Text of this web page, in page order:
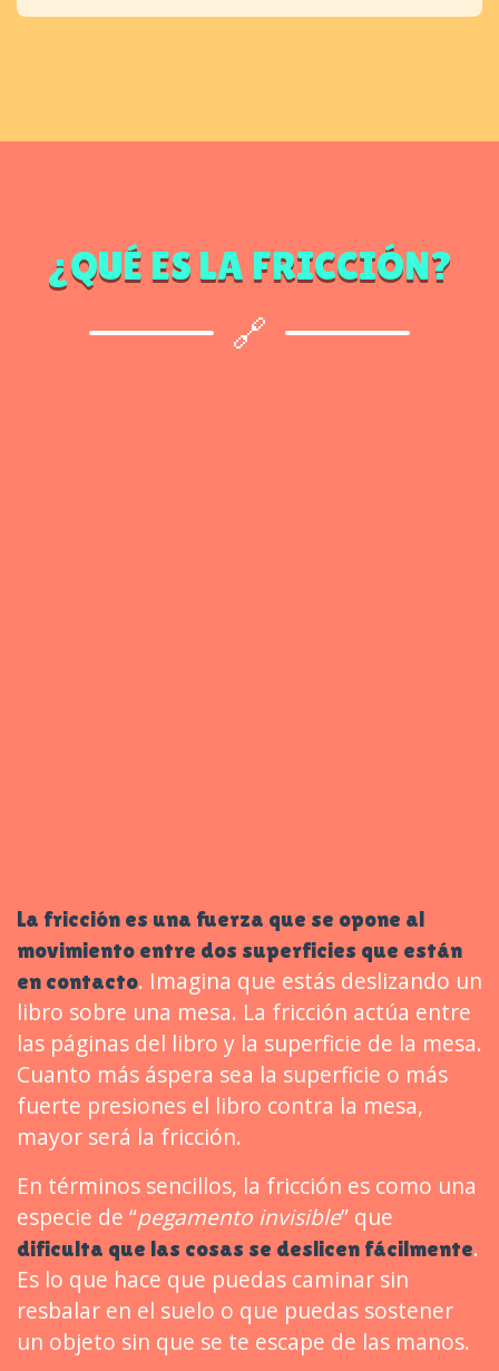
¿QUÉ ES LA FRICCIÓN?
🔗
La fricción es una fuerza que se opone al
movimiento entre dos superficies que están
en contacto. Imagina que estás deslizando un
libro sobre una mesa. La fricción actúa entre
las páginas del libro y la superficie de la mesa.
Cuanto más áspera sea la superficie o más
fuerte presiones el libro contra la mesa,
mayor será la fricción.
En términos sencillos, la fricción es como una
especie de “pegamento invisible” que
dificulta que las cosas se deslicen fácilmente.
Es lo que hace que puedas caminar sin
resbalar en el suelo o que puedas sostener
un objeto sin que se te escape de las manos.